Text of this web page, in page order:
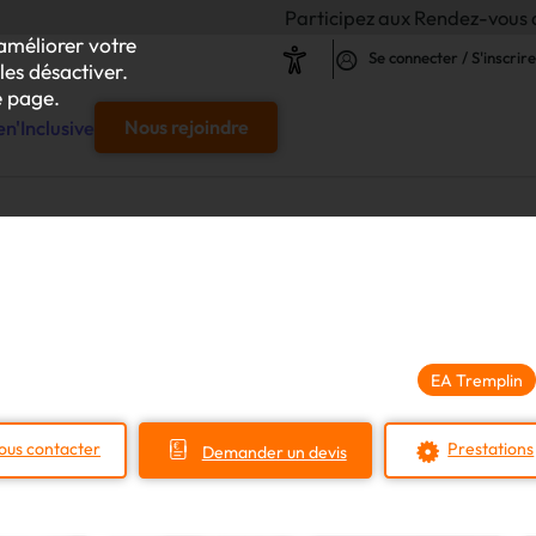
votre
désactiver.
page.
Participez aux Rendez-vous de
Se connecter / S'inscrire
Nous rejoindre
EA Tremplin
contacter Demander un devis Prestations